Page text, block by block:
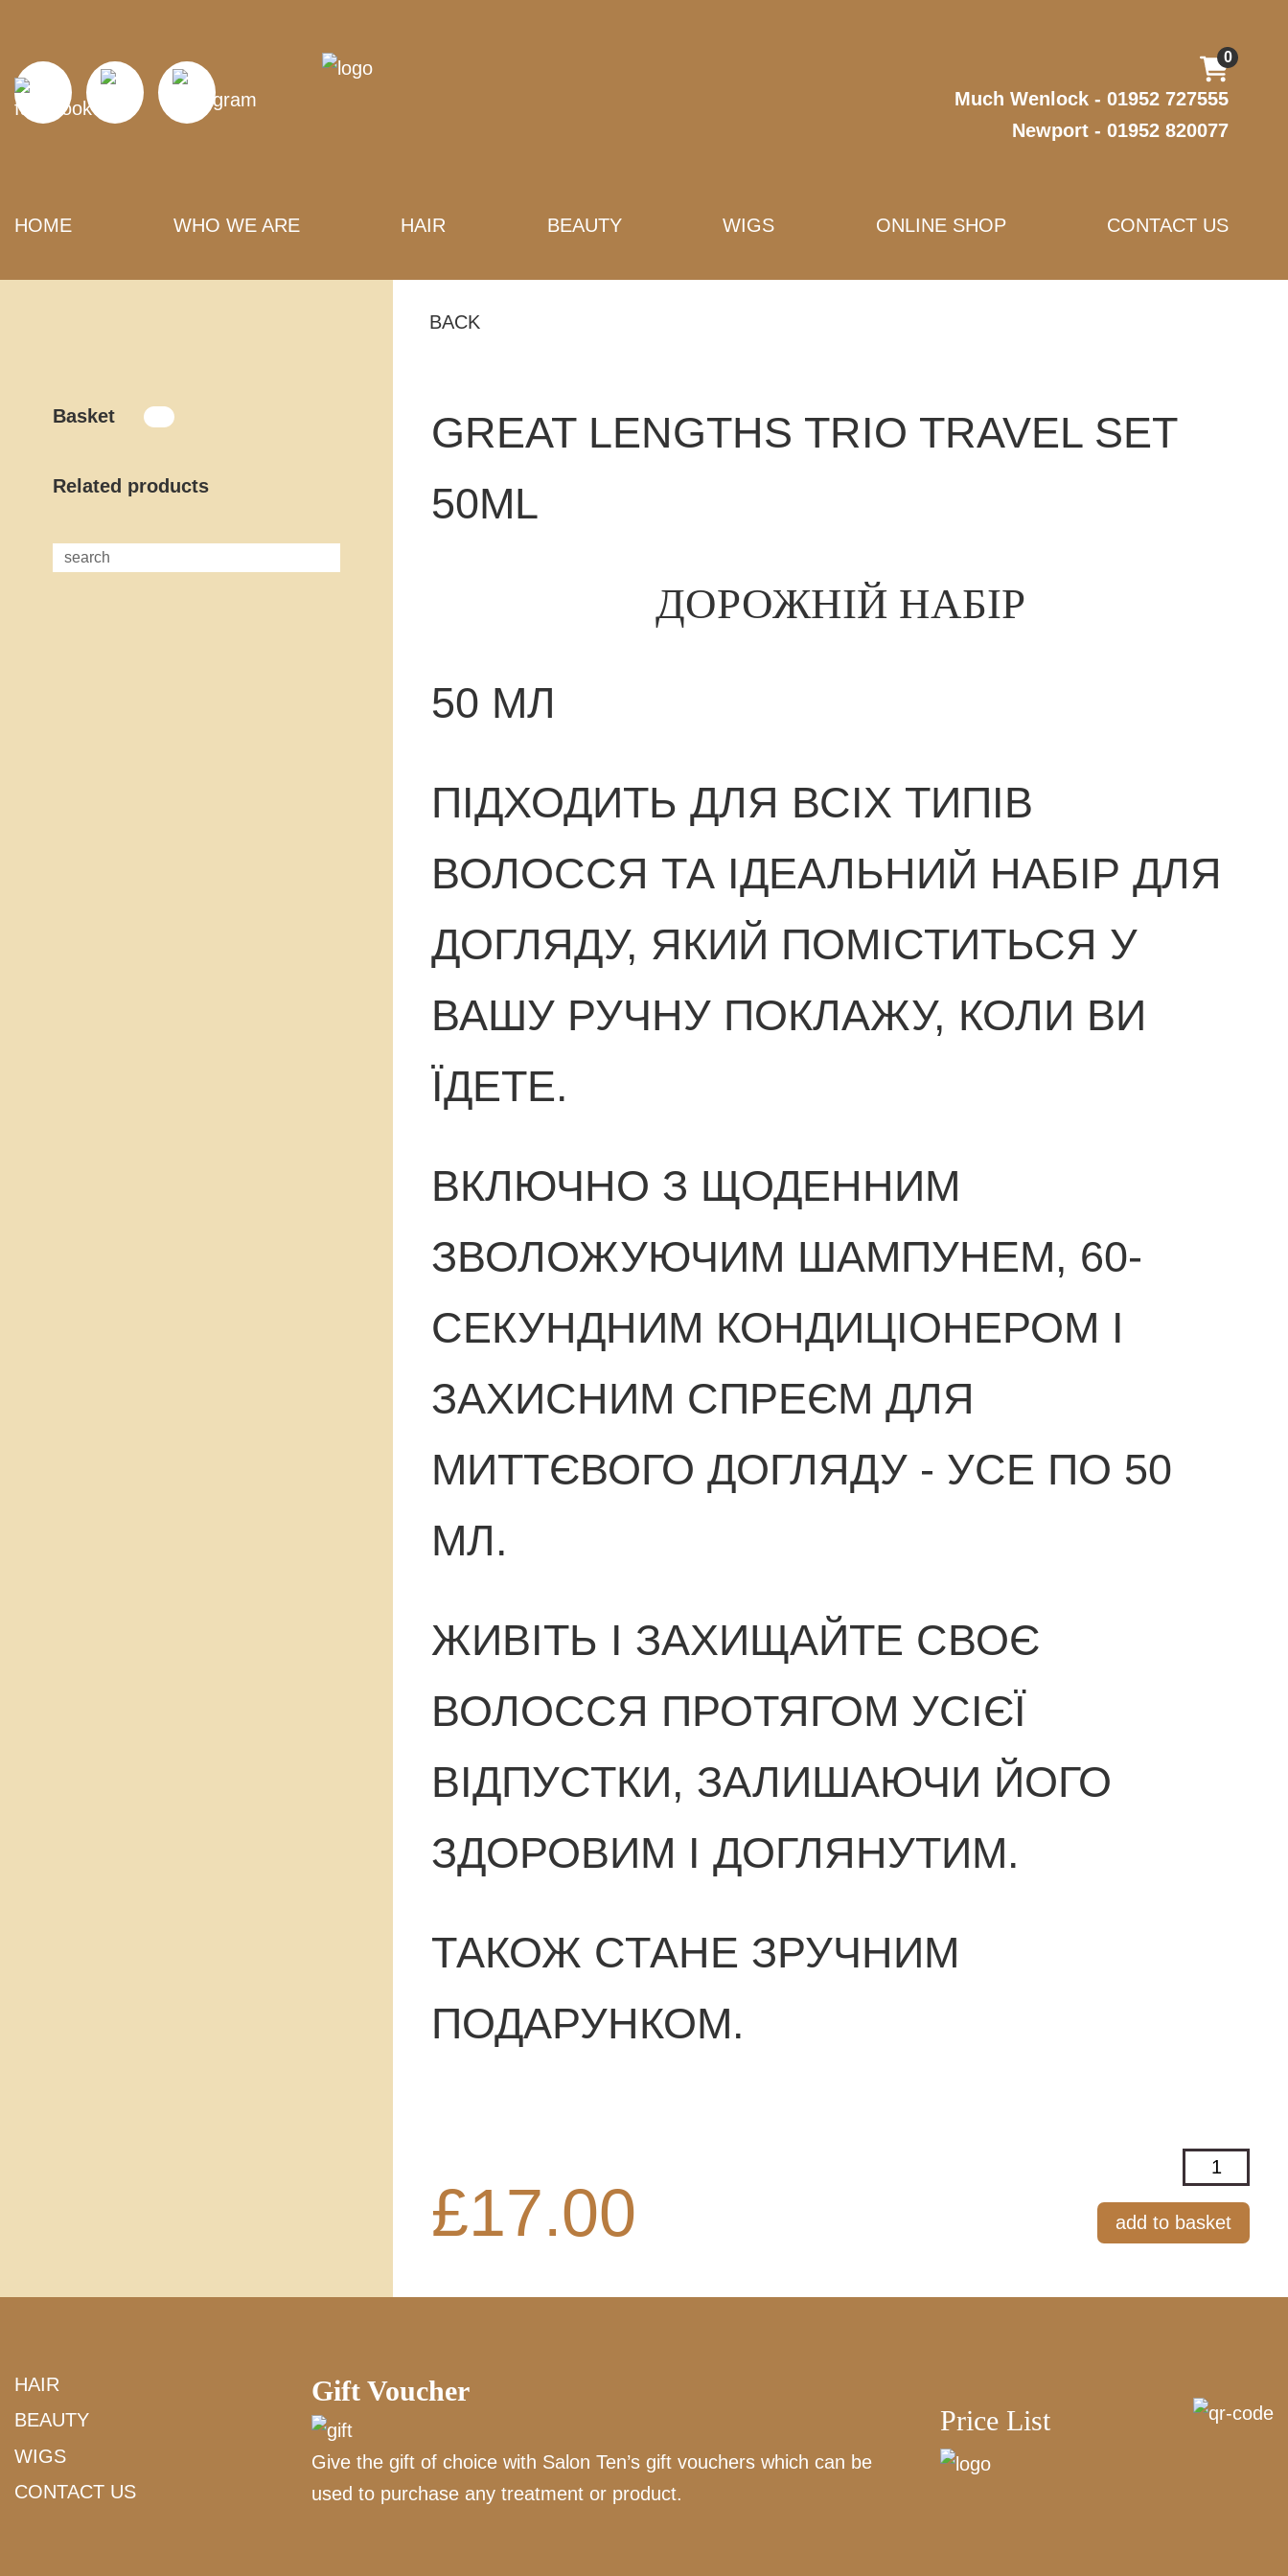
0
Much Wenlock - 01952 727555
Newport - 01952 820077
HOME WHO WE ARE HAIR BEAUTY WIGS ONLINE SHOP CONTACT US
Basket
Related products
BACK
GREAT LENGTHS TRIO TRAVEL SET
50ML
ДОРОЖНІЙ НАБІР
50 МЛ
ПІДХОДИТЬ ДЛЯ ВСІХ ТИПІВ
ВОЛОССЯ ТА ІДЕАЛЬНИЙ НАБІР ДЛЯ
ДОГЛЯДУ, ЯКИЙ ПОМІСТИТЬСЯ У
ВАШУ РУЧНУ ПОКЛАЖУ, КОЛИ ВИ
ЇДЕТЕ.
ВКЛЮЧНО З ЩОДЕННИМ
ЗВОЛОЖУЮЧИМ ШАМПУНЕМ, 60-
СЕКУНДНИМ КОНДИЦІОНЕРОМ І
ЗАХИСНИМ СПРЕЄМ ДЛЯ
МИТТЄВОГО ДОГЛЯДУ - УСЕ ПО 50
МЛ.
ЖИВІТЬ І ЗАХИЩАЙТЕ СВОЄ
ВОЛОССЯ ПРОТЯГОМ УСІЄЇ
ВІДПУСТКИ, ЗАЛИШАЮЧИ ЙОГО
ЗДОРОВИМ І ДОГЛЯНУТИМ.
ТАКОЖ СТАНЕ ЗРУЧНИМ
ПОДАРУНКОМ.
£17.00
Great
Trio
HAIR
BEAUTY
WIGS
CONTACT US
Gift Voucher
Give the gift of choice with Salon Ten’s gift vouchers which can be
used to purchase any treatment or product.
Price List